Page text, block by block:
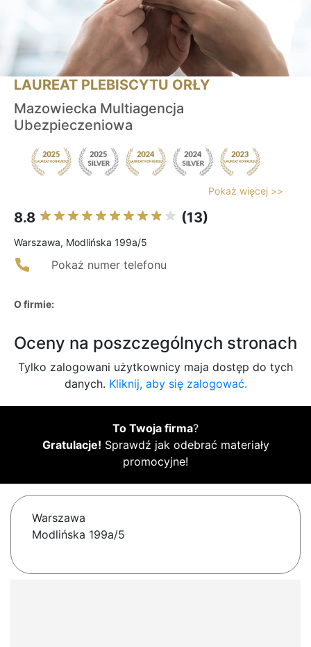
LAUREAT PLEBISCYTU ORŁY
Mazowiecka Multiagencja
Ubezpieczeniowa
Pokaż więcej >>
8.8 (13)
Warszawa, Modlińska 199a/5
Pokaż numer telefonu
O firmie:
Oceny na poszczególnych stronach
Tylko zalogowani użytkownicy maja dostęp do tych
danych. Kliknij, aby się zalogować.
To Twoja firma?
Gratulacje! Sprawdź jak odebrać materiały
promocyjne!
Warszawa
Modlińska 199a/5